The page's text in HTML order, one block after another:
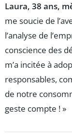
Laura, 38 ans,
me soucie de
l’analyse de
conscience des
m’a incitée à
responsables,
de notre
geste compte ! »